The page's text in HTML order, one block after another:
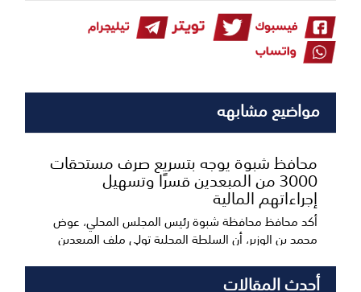
مواضيع مشابهه
محافظ شبوة يوجه بتسريع صرف مستحقات
3000 من المبعدين قسرًا وتسهيل
إجراءاتهم المالية
أكد محافظ محافظة شبوة رئيس المجلس المحلي، عوض
محمد بن الوزير، أن السلطة المحلية تولي ملف المبعدين
أحدث المقالات